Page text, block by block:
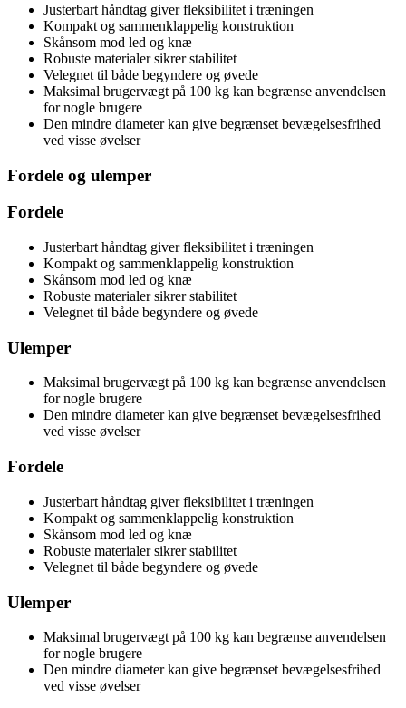
Justerbart håndtag giver fleksibilitet i træningen
Kompakt og sammenklappelig konstruktion
Skånsom mod led og knæ
Robuste materialer sikrer stabilitet
Velegnet til både begyndere og øvede
Maksimal brugervægt på 100 kg kan begrænse anvendelsen
for nogle brugere
Den mindre diameter kan give begrænset bevægelsesfrihed
ved visse øvelser
Fordele og ulemper
Fordele
Justerbart håndtag giver fleksibilitet i træningen
Kompakt og sammenklappelig konstruktion
Skånsom mod led og knæ
Robuste materialer sikrer stabilitet
Velegnet til både begyndere og øvede
Ulemper
Maksimal brugervægt på 100 kg kan begrænse anvendelsen
for nogle brugere
Den mindre diameter kan give begrænset bevægelsesfrihed
ved visse øvelser
Fordele
Justerbart håndtag giver fleksibilitet i træningen
Kompakt og sammenklappelig konstruktion
Skånsom mod led og knæ
Robuste materialer sikrer stabilitet
Velegnet til både begyndere og øvede
Ulemper
Maksimal brugervægt på 100 kg kan begrænse anvendelsen
for nogle brugere
Den mindre diameter kan give begrænset bevægelsesfrihed
ved visse øvelser